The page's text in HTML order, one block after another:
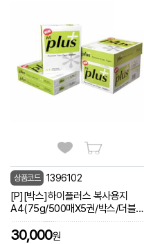
상품코드 1396102
[P][박스]하이플러스 복사용지
A4(75g/500매X5권/박스/더블에
이)
30,000원